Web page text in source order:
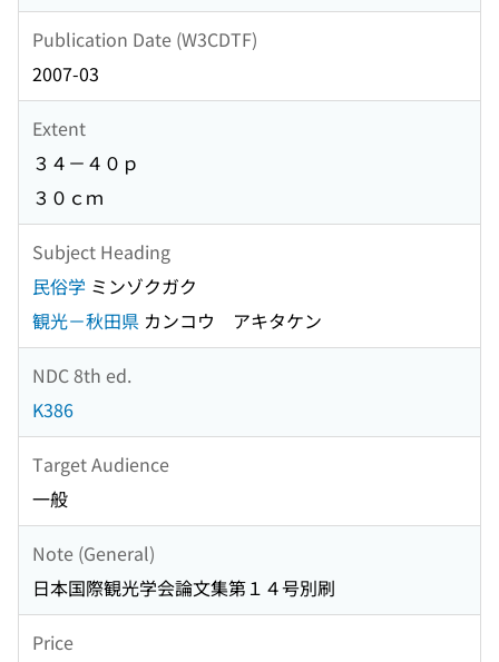
Publication Date (W3CDTF)
2007-03
Extent
３４－４０ｐ
３０ｃｍ
Subject Heading
民俗学 ミンゾクガク
観光－秋田県 カンコウ アキタケン
NDC 8th ed.
K386
Target Audience
一般
Note (General)
日本国際観光学会論文集第１４号別刷
Price